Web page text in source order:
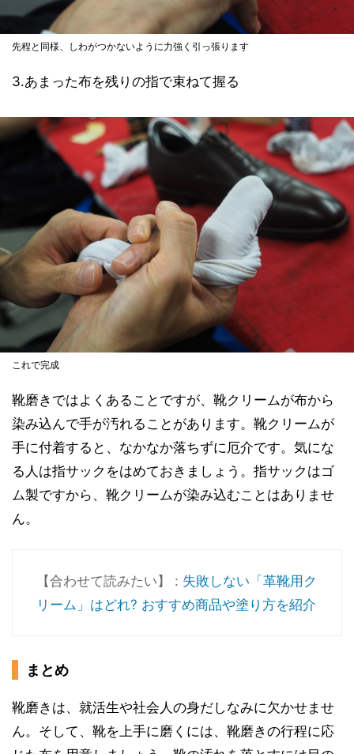
先程と同様、しわがつかないように力強く引っ張ります
3.あまった布を残りの指で束ねて握る
これで完成
靴磨きではよくあることですが、靴クリームが布から
染み込んで手が汚れることがあります。靴クリームが
手に付着すると、なかなか落ちずに厄介です。気にな
る人は指サックをはめておきましょう。指サックはゴ
ム製ですから、靴クリームが染み込むことはありませ
ん。
【合わせて読みたい】 : 失敗しない「革靴用ク
リーム」はどれ? おすすめ商品や塗り方を紹介
まとめ
靴磨きは、就活生や社会人の身だしなみに欠かせませ
ん。そして、靴を上手に磨くには、靴磨きの行程に応